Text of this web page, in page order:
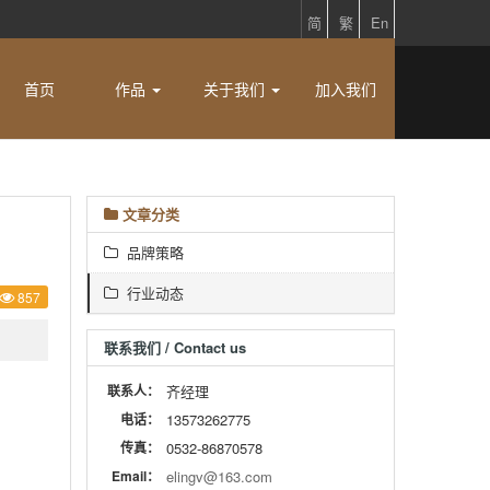
简 繁 En
首页 作品 关于我们 加入我们
857
文章分类
品牌策略
行业动态
联系我们 / Contact us
联系人： 齐经理
电话： 13573262775
传真： 0532-86870578
Email： elingv@163.com